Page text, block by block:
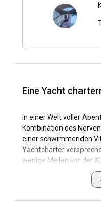
Eine Yacht
In einer Welt voller
Kombination des
einer schwimmenden
Yachtcharter
wenige Meilen vor der
mehr als nur ein
voller Freiheit, Eleganz